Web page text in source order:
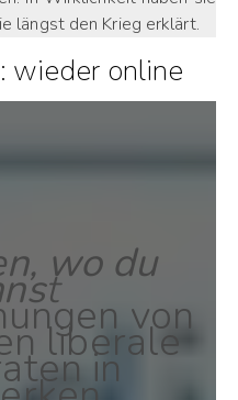
längst den Krieg erklärt.
wieder online
wo du
t von
liberale
in